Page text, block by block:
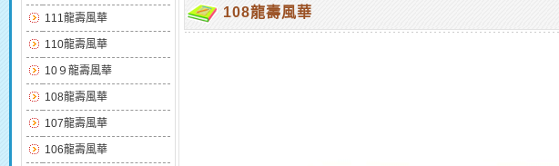
111龍壽風華
110龍壽風華
10９龍壽風華
108龍壽風華
107龍壽風華
106龍壽風華
108龍壽風華